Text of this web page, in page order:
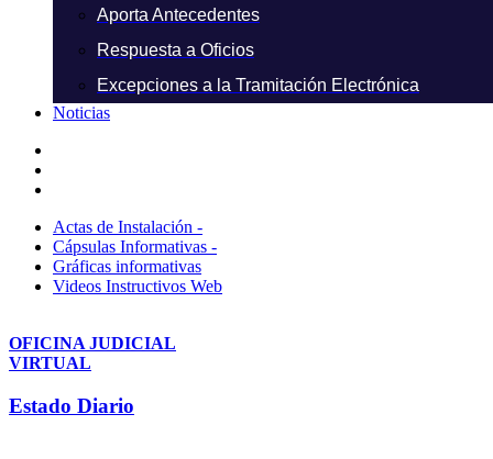
Aporta Antecedentes
Respuesta a Oficios
Excepciones a la Tramitación Electrónica
Noticias
Actas de Instalación -
Cápsulas Informativas -
Gráficas informativas
Videos Instructivos Web
OFICINA JUDICIAL
VIRTUAL
Estado Diario